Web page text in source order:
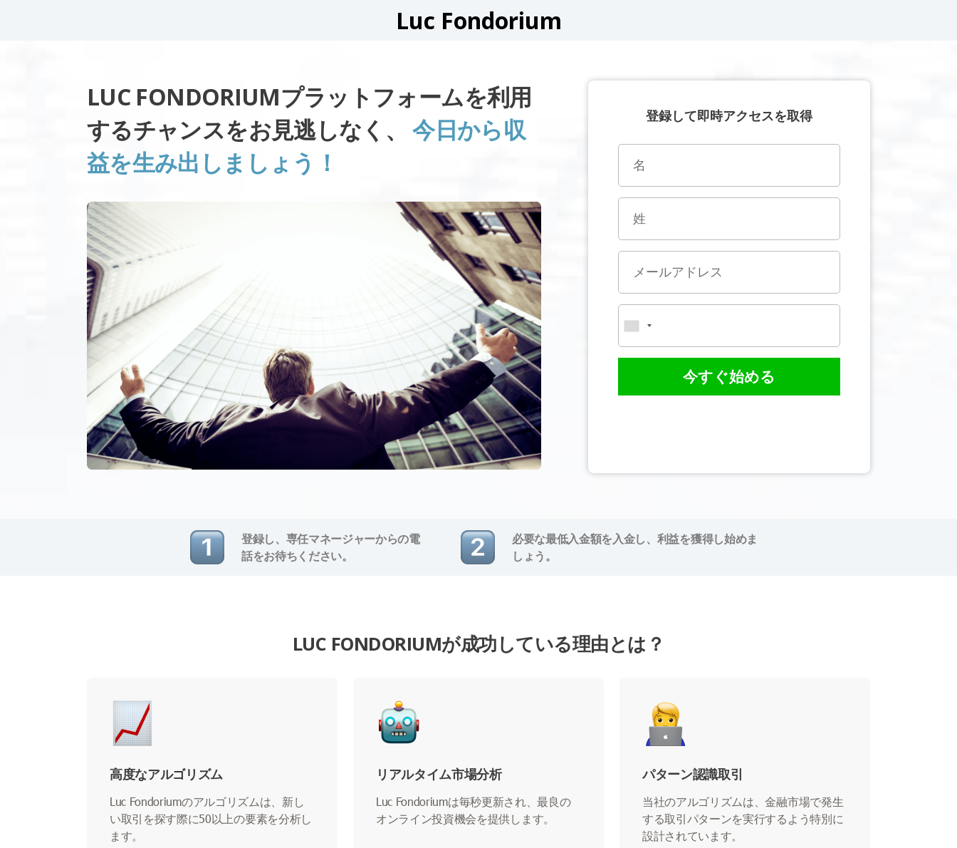
Luc Fondorium
LUC FONDORIUMプラットフォームを利用
するチャンスをお見逃しなく、今日から収
益を生み出しましょう！
登録して即時アクセスを取得
今すぐ始める
登録し、専任マネージャーからの電
話をお待ちください。
必要な最低入金額を入金し、利益を獲得し始めま
しょう。
LUC FONDORIUMが成功している理由とは？
高度なアルゴリズム
Luc Fondoriumのアルゴリズムは、新し
い取引を探す際に50以上の要素を分析し
ます。
リアルタイム市場分析
Luc Fondoriumは毎秒更新され、最良の
オンライン投資機会を提供します。
パターン認識取引
当社のアルゴリズムは、金融市場で発生
する取引パターンを実行するよう特別に
設計されています。